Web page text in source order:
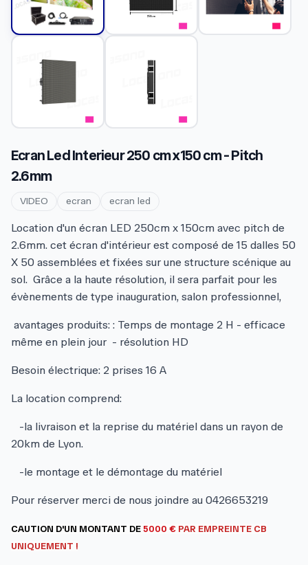
Ecran Led Interieur 250 cm x150 cm - Pitch
2.6mm
VIDEO ecran ecran led
Location d'un écran LED 250cm x 150cm avec pitch de
2.6mm. cet écran d'intérieur est composé de 15 dalles 50
X 50 assemblées et fixées sur une structure scénique au
sol. Grâce a la haute résolution, il sera parfait pour les
évènements de type inauguration, salon professionnel,
avantages produits: : Temps de montage 2 H - efficace
même en plein jour - résolution HD
Besoin électrique: 2 prises 16 A
La location comprend:
-la livraison et la reprise du matériel dans un rayon de
20km de Lyon.
-le montage et le démontage du matériel
Pour réserver merci de nous joindre au 0426653219
CAUTION D'UN MONTANT DE 5000 € PAR EMPREINTE CB
UNIQUEMENT !